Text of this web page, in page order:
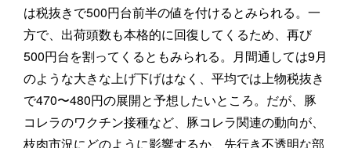
は税抜きで500円台前半の値を付けるとみられる。一
方で、出荷頭数も本格的に回復してくるため、再び
500円台を割ってくるともみられる。月間通しては9月
のような大きな上げ下げはなく、平均では上物税抜き
で470〜480円の展開と予想したいところ。だが、豚
コレラのワクチン接種など、豚コレラ関連の動向が、
枝肉市況にどのように影響するか、先行き不透明な部